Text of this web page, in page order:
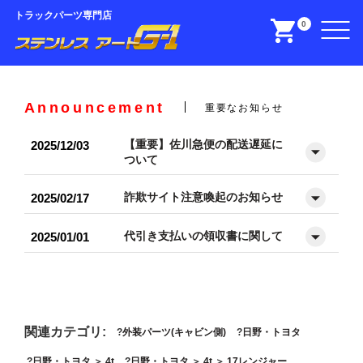
トラックパーツ専門店
0
Announcement 重要なお知らせ
2025/12/03
【重要】佐川急便の配送遅延に
ついて
2025/02/17 詐欺サイト注意喚起のお知らせ
2025/01/01 代引き支払いの領収書に関して
関連カテゴリ: 外装パーツ(キャビン側) 日野・トヨタ